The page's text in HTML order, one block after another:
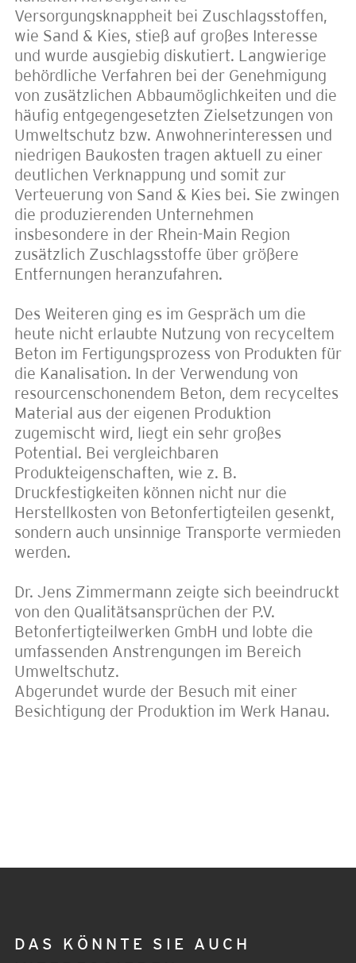
Versorgungsknappheit bei Zuschlagsstoffen,
wie Sand & Kies, stieß auf großes Interesse
und wurde ausgiebig diskutiert. Langwierige
behördliche Verfahren bei der Genehmigung
von zusätzlichen Abbaumöglichkeiten und die
häufig entgegengesetzten Zielsetzungen von
Umweltschutz bzw. Anwohnerinteressen und
niedrigen Baukosten tragen aktuell zu einer
deutlichen Verknappung und somit zur
Verteuerung von Sand & Kies bei. Sie zwingen
die produzierenden Unternehmen
insbesondere in der Rhein-Main Region
zusätzlich Zuschlagsstoffe über größere
Entfernungen heranzufahren.
Des Weiteren ging es im Gespräch um die
heute nicht erlaubte Nutzung von recyceltem
Beton im Fertigungsprozess von Produkten für
die Kanalisation. In der Verwendung von
resourcenschonendem Beton, dem recyceltes
Material aus der eigenen Produktion
zugemischt wird, liegt ein sehr großes
Potential. Bei vergleichbaren
Produkteigenschaften, wie z. B.
Druckfestigkeiten können nicht nur die
Herstellkosten von Betonfertigteilen gesenkt,
sondern auch unsinnige Transporte vermieden
werden.
Dr. Jens Zimmermann zeigte sich beeindruckt
von den Qualitätsansprüchen der P.V.
Betonfertigteilwerken GmbH und lobte die
umfassenden Anstrengungen im Bereich
Umweltschutz.
Abgerundet wurde der Besuch mit einer
Besichtigung der Produktion im Werk Hanau.
DAS KÖNNTE SIE AUCH